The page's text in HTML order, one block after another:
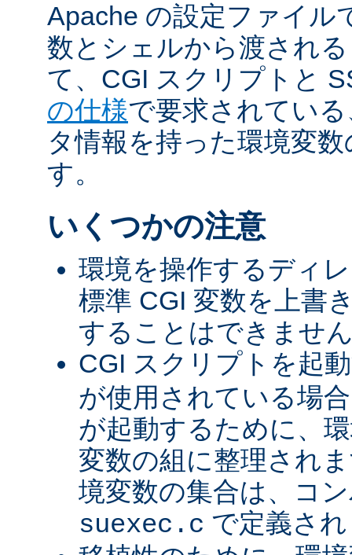
Apache の設定ファイル
数とシェルから渡され
て、CGI スクリプトと
の仕様で要求されてい
タ情報を持った環境変
す。
いくつかの注意
環境を操作するディ
標準 CGI 変数を上書
することはできませ
CGI スクリプトを起
が使用されている場
が起動するために、
変数の組に整理され
境変数の集合は、コ
suexec.c で定義さ